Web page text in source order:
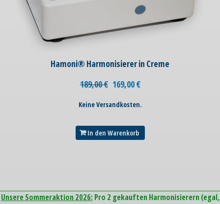
Hamoni® Harmonisierer in Creme
189,00€ 169,00€
Keine Versandkosten.
In den Warenkorb
Unsere Sommeraktion 2026: Pro 2 gekauften Harmonisierern (egal,